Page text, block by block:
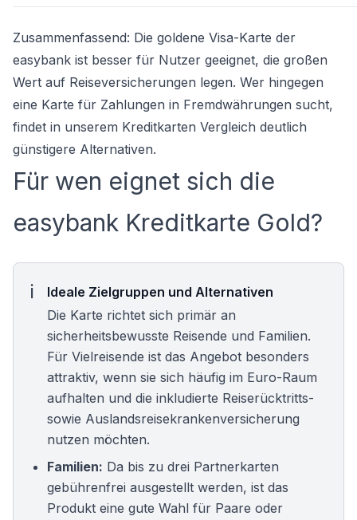
Zusammenfassend: Die goldene Visa-Karte der
easybank ist besser für Nutzer geeignet, die großen
Wert auf Reiseversicherungen legen. Wer hingegen
eine Karte für Zahlungen in Fremdwährungen sucht,
findet in unserem Kreditkarten Vergleich deutlich
günstigere Alternativen.
Für wen eignet sich die
easybank Kreditkarte Gold?
Ideale Zielgruppen und Alternativen
Die Karte richtet sich primär an
sicherheitsbewusste Reisende und Familien.
Für Vielreisende ist das Angebot besonders
attraktiv, wenn sie sich häufig im Euro-Raum
aufhalten und die inkludierte Reiserücktritts-
sowie Auslandsreisekrankenversicherung
nutzen möchten.
Familien: Da bis zu drei Partnerkarten
gebührenfrei ausgestellt werden, ist das
Produkt eine gute Wahl für Paare oder